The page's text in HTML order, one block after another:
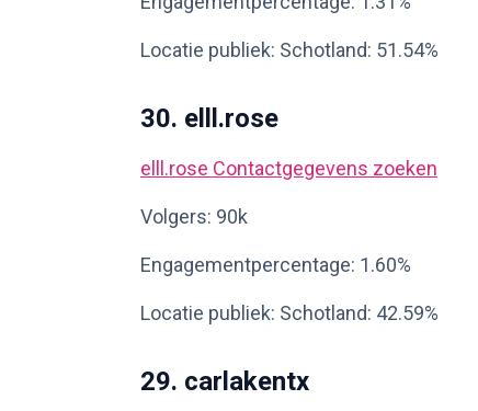
Locatie publiek: Schotland: 51.54%
30. elll.rose
elll.rose Contactgegevens zoeken
Volgers: 90k
Engagementpercentage: 1.60%
Locatie publiek: Schotland: 42.59%
29. carlakentx